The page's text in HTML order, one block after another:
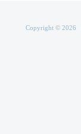
Copyright © 2026